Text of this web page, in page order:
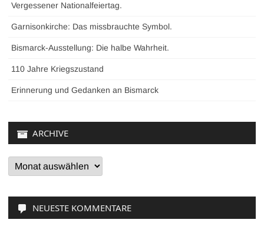
Vergessener Nationalfeiertag.
Garnisonkirche: Das missbrauchte Symbol.
Bismarck-Ausstellung: Die halbe Wahrheit.
110 Jahre Kriegszustand
Erinnerung und Gedanken an Bismarck
ARCHIVE
Archive
NEUESTE KOMMENTARE